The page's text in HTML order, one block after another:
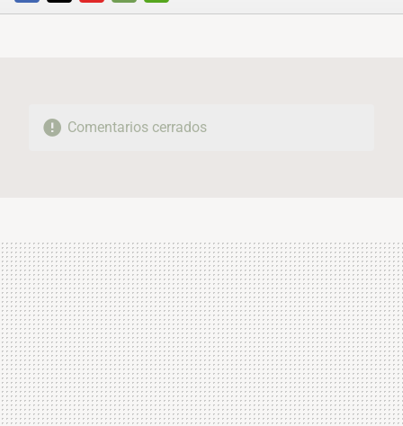
FACEBOOKTWITTERFLIPBOARD
E-
WHATSAPP
Comentarios cerrados